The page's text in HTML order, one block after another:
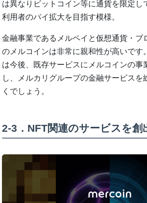
は異なりビットコイン等に通貨を限定し
利用者のパイ拡大を目指す模様。
金融事業であるメルペイと仮想通貨・ブ
のメルコインは非常に親和性が高いです
は今後、既存サービスにメルコインの事
し、メルカリグループの金融サービスを
くでしょう。
2‐3．NFT関連のサービスを創